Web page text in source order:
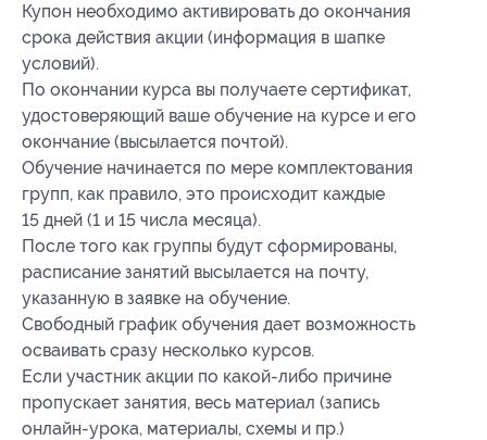
Купон необходимо активировать до окончания
срока действия акции (информация в шапке
условий).
По окончании курса вы получаете сертификат,
удостоверяющий ваше обучение на курсе и его
окончание (высылается почтой).
Обучение начинается по мере комплектования
групп, как правило, это происходит каждые
15 дней (1 и 15 числа месяца).
После того как группы будут сформированы,
расписание занятий высылается на почту,
указанную в заявке на обучение.
Свободный график обучения дает возможность
осваивать сразу несколько курсов.
Если участник акции по какой-либо причине
пропускает занятия, весь материал (запись
онлайн-урока, материалы, схемы и пр.)